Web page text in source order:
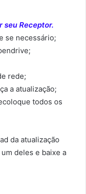
seu Receptor.
se necessário;
rede;
a atualização;
todos os
da atualização
deles e baixe a